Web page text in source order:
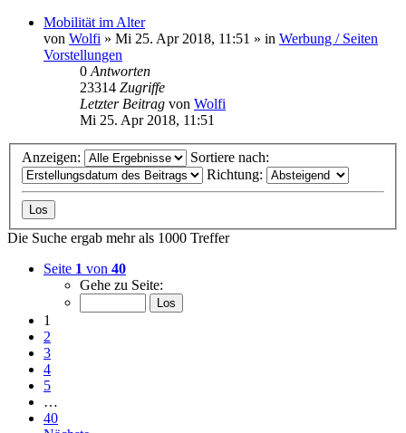
Mobilität im Alter
von Wolfi » Mi 25. Apr 2018, 11:51 » in Werbung / Seiten
Vorstellungen
0 Antworten
23314 Zugriffe
Letzter Beitrag von Wolfi
Mi 25. Apr 2018, 11:51
Anzeigen:
Sortiere nach:
Richtung:
Die Suche ergab mehr als 1000 Treffer
Seite 1 von 40
Gehe zu Seite:
1
2
3
4
5
…
40